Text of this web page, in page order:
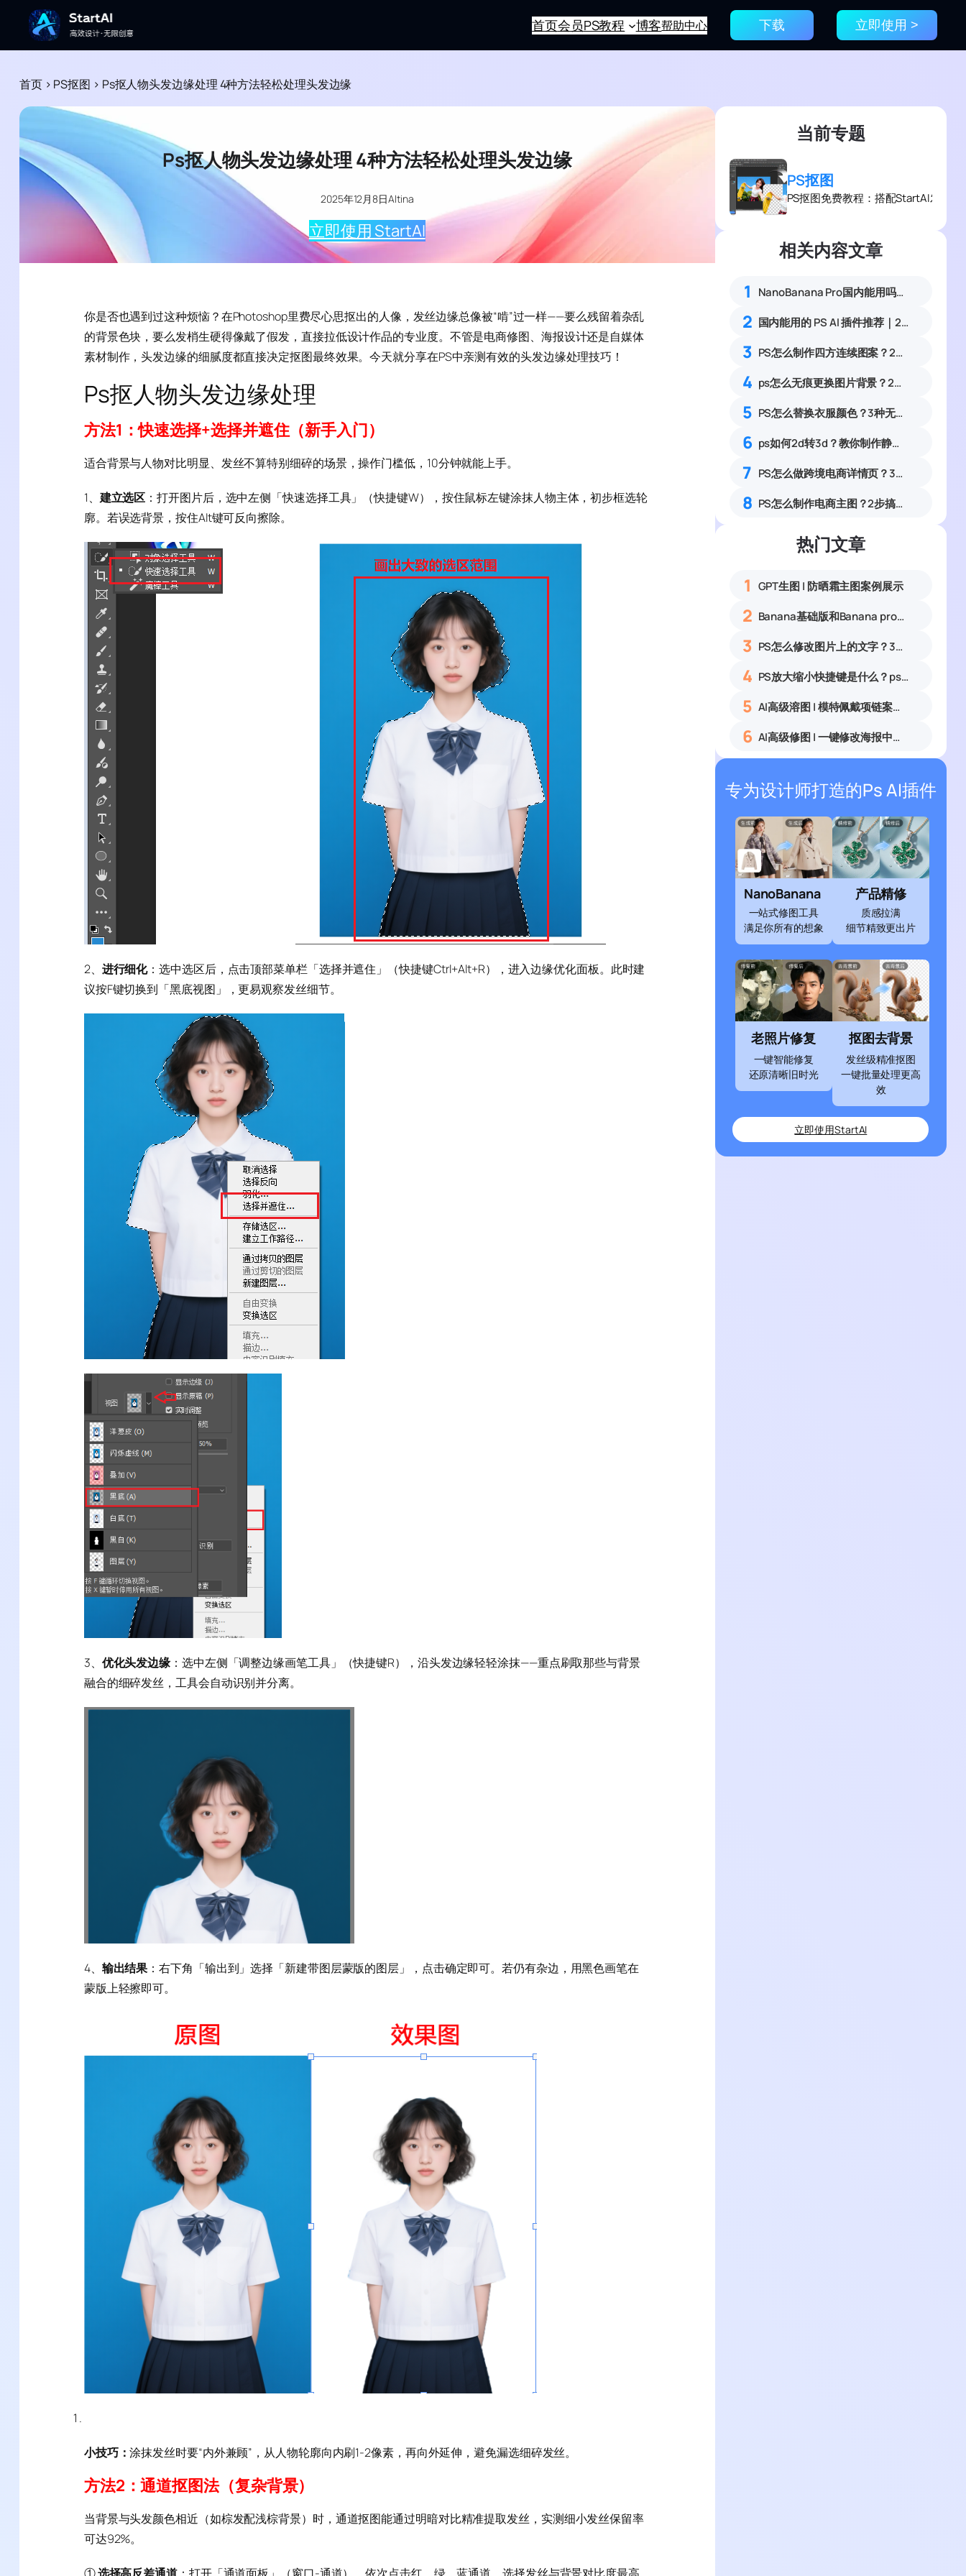
首页会员PS教程 博客帮助中心 下载 立即使用 >
首页 > PS抠图 > Ps抠人物头发边缘处理 4种方法轻松处理头发边缘
Ps抠人物头发边缘处理 4种方法轻松处理头发边缘
2025年12月8日Altina
立即使用 StartAI
你是否也遇到过这种烦恼？在Photoshop里费尽心思抠出的人像，发丝边缘总像被“啃”过一样——要么残留着杂乱
的背景色块，要么发梢生硬得像戴了假发，直接拉低设计作品的专业度。不管是电商修图、海报设计还是自媒体
素材制作，头发边缘的细腻度都直接决定抠图最终效果。今天就分享在PS中亲测有效的头发边缘处理技巧！
Ps抠人物头发边缘处理
方法1：快速选择+选择并遮住（新手入门）
适合背景与人物对比明显、发丝不算特别细碎的场景，操作门槛低，10分钟就能上手。
1、 建立选区 ：打开图片后，选中左侧「快速选择工具」（快捷键W），按住鼠标左键涂抹人物主体，初步框选轮
廓。若误选背景，按住Alt键可反向擦除。
2、 进行细化：选中选区后，点击顶部菜单栏「选择并遮住」（快捷键Ctrl+Alt+R），进入边缘优化面板。此时建
议按F键切换到「黑底视图」，更易观察发丝细节。
3、 优化头发边缘 ：选中左侧「调整边缘画笔工具」（快捷键R），沿头发边缘轻轻涂抹——重点刷取那些与背景
融合的细碎发丝，工具会自动识别并分离。
4、 输出结果 ：右下角「输出到」选择「新建带图层蒙版的图层」，点击确定即可。若仍有杂边，用黑色画笔在
蒙版上轻擦即可。
小技巧：涂抹发丝时要“内外兼顾”，从人物轮廓向内刷1-2像素，再向外延伸，避免漏选细碎发丝。
方法2：通道抠图法（复杂背景）
当背景与头发颜色相近（如棕发配浅棕背景）时，通道抠图能通过明暗对比精准提取发丝，实测细小发丝保留率
可达92%。
当前专题
PS抠图
PS抠图免费教程：搭配StartAI发丝
相关内容文章
1 NanoBanana Pro国内能用吗？Nano banana使用教程
2 国内能用的 PS AI 插件推荐｜2026 4款AI插件最新实测
3 PS怎么制作四方连续图案？2种无缝拼接印花纹样实操教程
4 ps怎么无痕更换图片背景？2种方法0基础可上手教程
5 PS怎么替换衣服颜色？3种无痕改色保留纹理零基础教程
6 ps如何2d转3d？教你制作静态表情包，banana一键生成
7 PS怎么做跨境电商详情页？3招速出亚马逊A+详情页
8 PS怎么制作电商主图？2步搞定产品白底图+主图
热门文章
1 GPT生图 | 防晒霜主图案例展示
2 Banana基础版和Banana pro区别对比丨具体案例应用+使用教程
3 PS怎么修改图片上的文字？3种无痕改字方法，新手也能搞定
4 PS放大缩小快捷键是什么？ps怎么把图片拉大拉小？
5 AI高级溶图 | 模特佩戴项链案例展示
6 AI高级修图 | 一键修改海报中的文字
专为设计师打造的Ps AI插件
NanoBanana
一站式修图工具
满足你所有的想象
产品精修
质感拉满
细节精致更出片
老照片修复
一键智能修复
还原清晰旧时光
抠图去背景
发丝级精准抠图
一键批量处理更高
效
立即使用StartAI